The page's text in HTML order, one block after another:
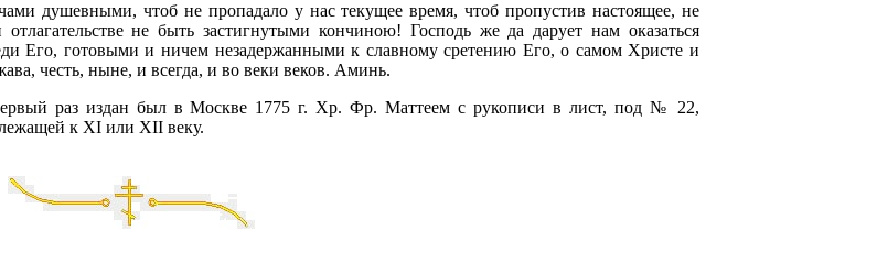
душевными, чтоб не пропадало у нас текущее время, чтоб пропустив настоящее, не
не быть застигнутыми кончиною! Господь же да дарует нам оказаться
Его, готовыми и ничем незадержанными к славному сретению Его, о самом Христе и
честь, ныне, и всегда, и во веки веков. Аминь.
раз издан был в Москве 1775 г. Хр. Фр. Маттеем с рукописи в лист, под № 22,
к XI или XII веку.